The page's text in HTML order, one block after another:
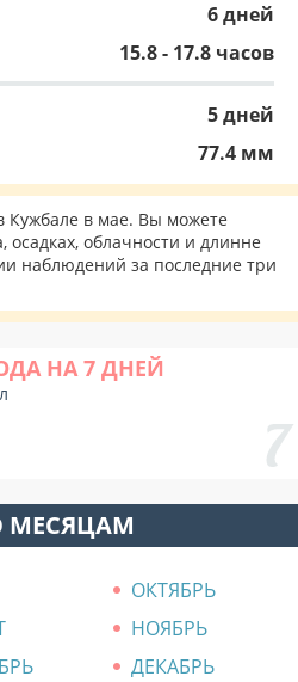
6 дней
15.8 - 17.8 часов
5 дней
77.4 мм
Кужбале в мае. Вы можете
облачности и длинне
наблюдений за последние три
НА 7 ДНЕЙ
МЕСЯЦАМ
ОКТЯБРЬ
НОЯБРЬ
ДЕКАБРЬ